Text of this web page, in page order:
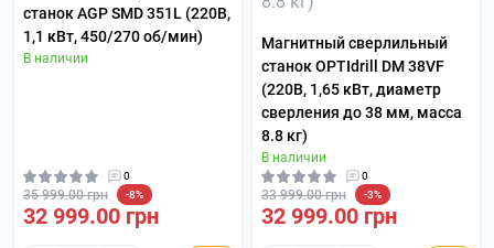
станок AGP SMD 351L (220В,
1,1 кВт, 450/270 об/мин)
В наличии
0
35 999.00 грн -8%
32 999.00 грн
Магнитный сверлильный
станок OPTIdrill DM 38VF
(220В, 1,65 кВт, диаметр
сверления до 38 мм, масса
8.8 кг)
В наличии
0
33 999.00 грн -3%
32 999.00 грн